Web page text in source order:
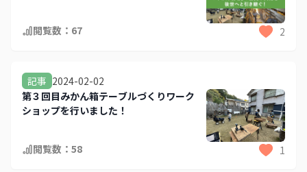
閲覧数： 67 2
記事 2024-02-02
第３回目みかん箱テーブルづくりワーク
ショップを行いました！
閲覧数： 58 1